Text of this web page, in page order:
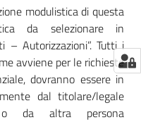
modulistica di questa
da selezionare in
– Autorizzazioni”. Tutti i
avviene per le richieste
dovranno essere in
dal titolare/legale
o da altra persona